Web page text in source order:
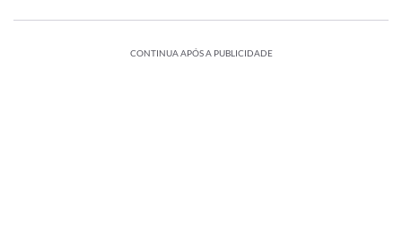
CONTINUA APÓS A PUBLICIDADE